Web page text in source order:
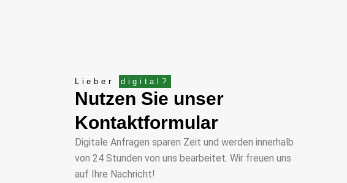
Lieber digital?
Nutzen Sie unser
Kontaktformular
Digitale Anfragen sparen Zeit und werden innerhalb
von 24 Stunden von uns bearbeitet. Wir freuen uns
auf Ihre Nachricht!